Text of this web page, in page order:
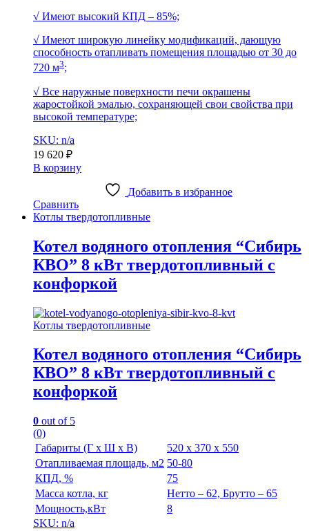
√ Имеют высокий КПД – 85%;
√ Имеют широкую линейку модификаций, дающую
способность отапливать помещения площадью от 30 до
720 м3;
√ Все наружные поверхности печи окрашены
жаростойкой эмалью, сохраняющей свои свойства при
высокой температуре;
SKU: n/a
19 620 ₽
В корзину
Добавить в избранное
Сравнить
Котлы твердотопливные
Котел водяного отопления “Сибирь
КВО” 8 кВт твердотопливный с
конфоркой
Котлы твердотопливные
Котел водяного отопления “Сибирь
КВО” 8 кВт твердотопливный с
конфоркой
0 out of 5
(0)
Габариты (Г х Ш х В)
520 х 370 х 550
Отапливаемая площадь, м2 50-80
КПД, %
75
Масса котла, кг
Нетто – 62, Брутто – 65
Мощность,кВт
8
SKU: n/a